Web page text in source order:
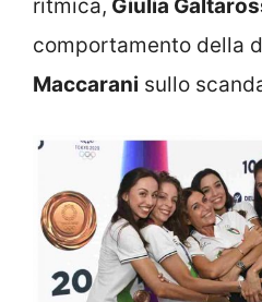
ritmica, Giulia
comportamento della
Maccarani sullo